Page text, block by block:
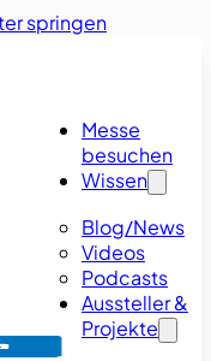
springen
Messe
besuchen
Wissen
Blog/News
Videos
Podcasts
Aussteller &
Projekte